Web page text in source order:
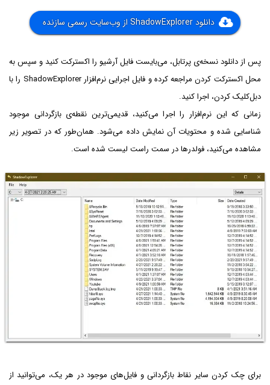
دانلود ShadowExplorer از وب‌سایت رسمی سازنده
پس از دانلود نسخه‌ی پرتابل، می‌بایست فایل آرشیو را اکسترکت کنید و سپس به
محل اکسترکت کردن مراجعه کرده و فایل اجرایی نرم‌افزار ShadowExplorer را با
دبل‌کلیک کردن، اجرا کنید.
زمانی که این نرم‌افزار را اجرا می‌کنید، قدیمی‌ترین نقطه‌ی بازگردانی موجود
شناسایی شده و محتویات آن نمایش داده می‌شود. همان‌طور که در تصویر زیر
مشاهده می‌کنید، فولدرها در سمت راست لیست شده است.
برای چک کردن سایر نقاط بازگردانی و فایل‌های موجود در هر یک، می‌توانید از